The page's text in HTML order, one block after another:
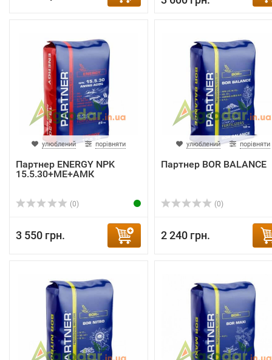
улюблений порівняти
Партнер ENERGY NPK
15.5.30+ME+АМК
(0)
3 550 грн.
улюблений порівняти
Партнер BOR BALANCE
(0)
2 240 грн.